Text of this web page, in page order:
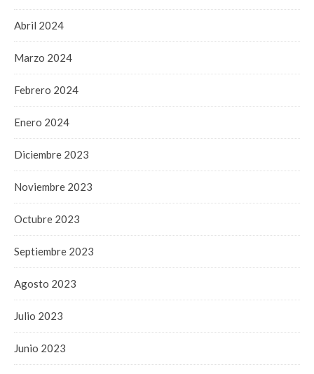
Abril 2024
Marzo 2024
Febrero 2024
Enero 2024
Diciembre 2023
Noviembre 2023
Octubre 2023
Septiembre 2023
Agosto 2023
Julio 2023
Junio 2023